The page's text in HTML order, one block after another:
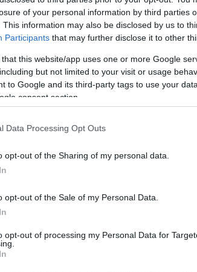
of your personal information by third parties
This information may also be disclosed by us to
Participants that may further disclose it to other
that this website/app uses one or more Google
but not limited to your visit or usage
to Google and its third-party tags to use your
consent section.
Data Processing Opt Outs
opt-out of the Sharing of my personal data.
opt-out of the Sale of my Personal Data.
opt-out of processing my Personal Data for
HOT TAGS: ΦΩΤΙΑ ΣΤΗΝ ΠΑΡΟ ΚΑΙΡΟΣ
του Νίκου Μωραΐτη
που προκάλεσε
έχει προκαλέσει ανάρτηση που έκανε
για την εμφάνιση που
και η Άννα Παναγιωταρέα στην